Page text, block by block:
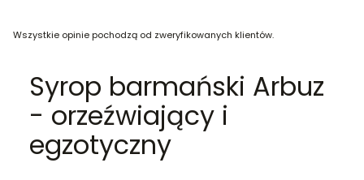
Wszystkie opinie pochodzą od zweryfikowanych klientów.
Syrop barmański Arbuz
- orzeźwiający i
egzotyczny